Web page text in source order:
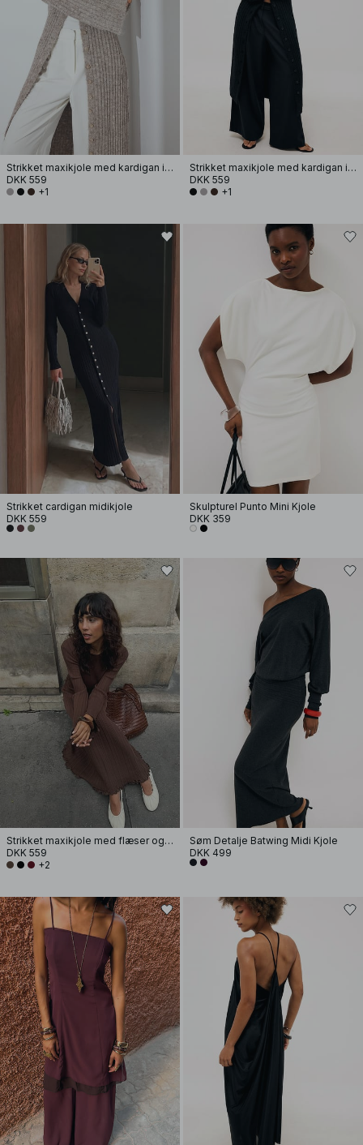
Strikket maxikjole med kardigan i uldblanding
DKK 559
+1
Strikket maxikjole med kardigan i uldblanding
DKK 559
+1
Strikket cardigan midikjole
DKK 559
Skulpturel Punto Mini Kjole
DKK 359
Strikket maxikjole med flæser og rund hals
DKK 559
+2
Søm Detalje Batwing Midi Kjole
DKK 499